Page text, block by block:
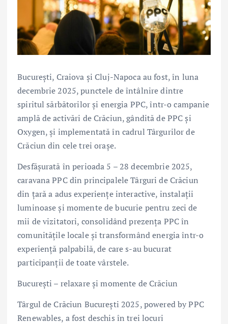
București, Craiova și Cluj-Napoca au fost, în luna
decembrie 2025, punctele de întâlnire dintre
spiritul sărbătorilor și energia PPC, într-o campanie
amplă de activări de Crăciun, gândită de PPC și
Oxygen, și implementată în cadrul Târgurilor de
Crăciun din cele trei orașe.
Desfășurată în perioada 5 – 28 decembrie 2025,
caravana PPC din principalele Târguri de Crăciun
din țară a adus experiențe interactive, instalații
luminoase și momente de bucurie pentru zeci de
mii de vizitatori, consolidând prezența PPC în
comunitățile locale și transformând energia într-o
experiență palpabilă, de care s-au bucurat
participanții de toate vârstele.
București – relaxare și momente de Crăciun
Târgul de Crăciun București 2025, powered by PPC
Renewables, a fost deschis în trei locuri